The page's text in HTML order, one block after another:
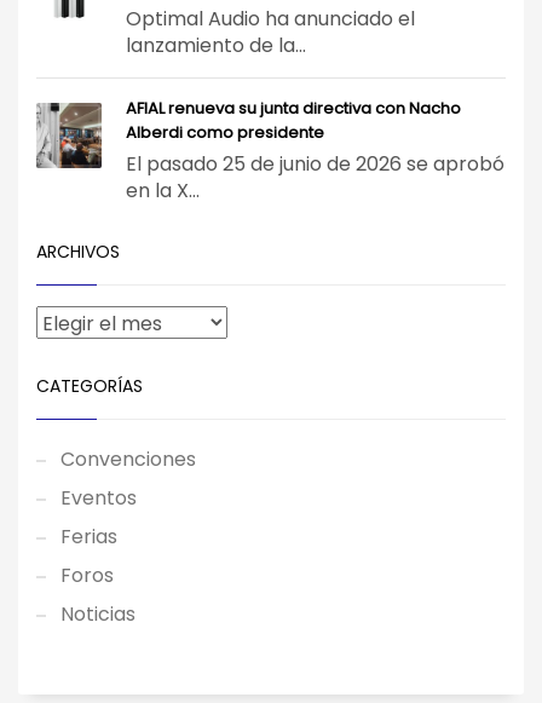
Optimal Audio ha anunciado el
lanzamiento de la...
AFIAL renueva su junta directiva con Nacho
Alberdi como presidente
El pasado 25 de junio de 2026 se aprobó
en la X...
ARCHIVOS
CATEGORÍAS
Convenciones
Eventos
Ferias
Foros
Noticias